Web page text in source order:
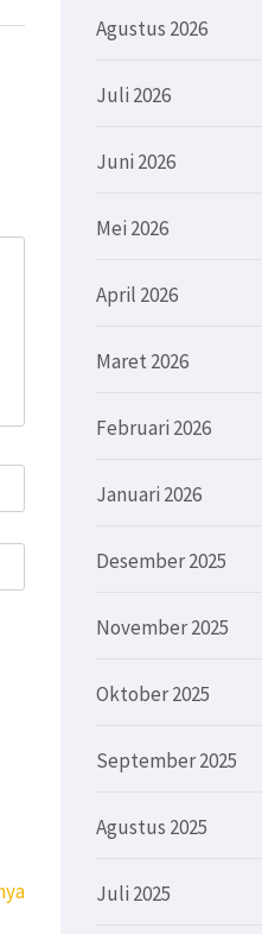
Agustus 2026
Juli 2026
Juni 2026
Mei 2026
April 2026
Maret 2026
Februari 2026
Januari 2026
Desember 2025
November 2025
Oktober 2025
September 2025
Agustus 2025
Juli 2025